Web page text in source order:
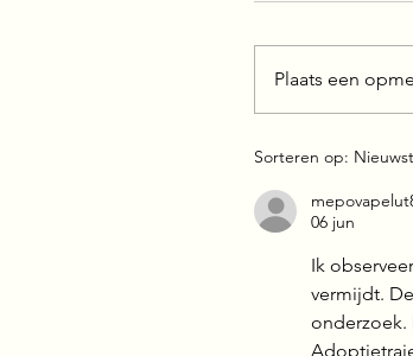
Plaats een
Sorteren op:
06 jun
Ik
vermijdt.
onderzoek.